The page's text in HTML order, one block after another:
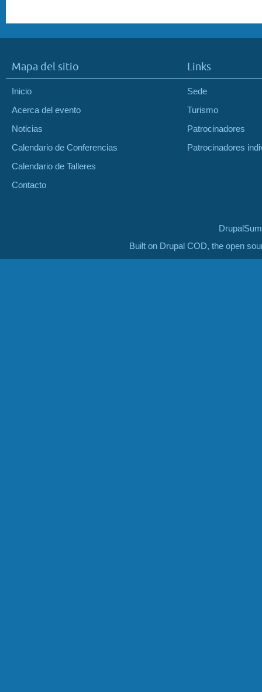
Mapa del sitio
Inicio
Acerca del evento
Noticias
Calendario de Conferencias
Calendario de Talleres
Contacto
Links
Sede
Turismo
Patrocinadores
Patrocinadores
Built on Drupal COD, the open